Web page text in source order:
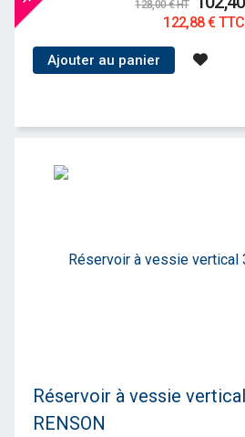
128,00 € HT
122,88 € TTC
Ajouter au panier
Réservoir à vessie
RENSON